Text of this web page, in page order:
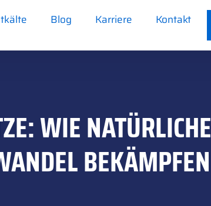
Blog Karriere Kontakt
WIE NATÜRLICHE
BEKÄMPFEN